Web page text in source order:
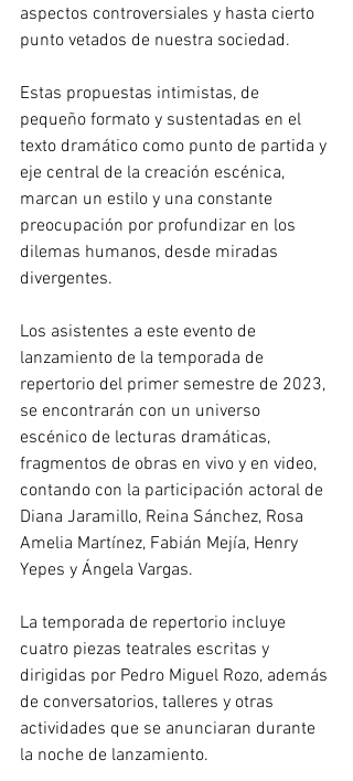
aspectos controversiales y hasta cierto
punto vetados de nuestra sociedad.
Estas propuestas intimistas, de
pequeño formato y sustentadas en el
texto dramático como punto de partida y
eje central de la creación escénica,
marcan un estilo y una constante
preocupación por profundizar en los
dilemas humanos, desde miradas
divergentes.
Los asistentes a este evento de
lanzamiento de la temporada de
repertorio del primer semestre de 2023,
se encontrarán con un universo
escénico de lecturas dramáticas,
fragmentos de obras en vivo y en video,
contando con la participación actoral de
Diana Jaramillo, Reina Sánchez, Rosa
Amelia Martínez, Fabián Mejía, Henry
Yepes y Ángela Vargas.
La temporada de repertorio incluye
cuatro piezas teatrales escritas y
dirigidas por Pedro Miguel Rozo, además
de conversatorios, talleres y otras
actividades que se anunciaran durante
la noche de lanzamiento.